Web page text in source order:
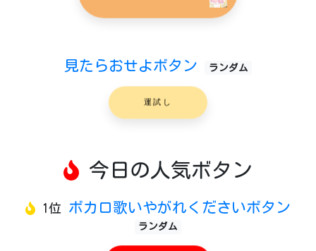
見たらおせよボタン ランダム
運試し
今日の人気ボタン
1位 ボカロ歌いやがれくださいボタン
ランダム